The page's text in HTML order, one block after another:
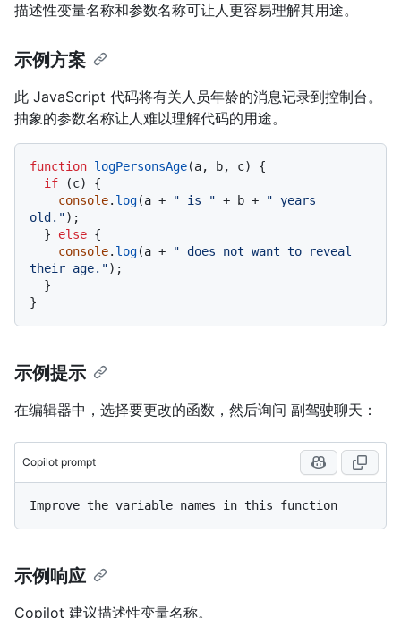
描述性变量名称和参数名称可让人更容易理解其用途。
示例方案
此 JavaScript 代码将有关人员年龄的消息记录到控制台。
抽象的参数名称让人难以理解代码的用途。
function logPersonsAge(a, b, c) {
if (c) {
console. log(a + " is " + b +
" years
old.");
  }
else {
console. log(a +
" does not want to reveal
their age.");
示例提示
在编辑器中，选择要更改的函数，然后询问 副驾驶聊天：
Copilot prompt
示例响应
Copilot 建议描述性变量名称。